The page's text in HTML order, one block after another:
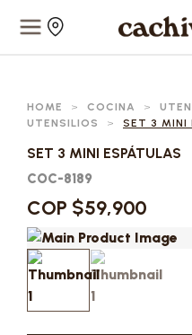
HOME > COCINA >
UTENSILIOS
> SET 3 MINI
SET 3 MINI ESPÁTULAS
COC-8189
COP $59,900